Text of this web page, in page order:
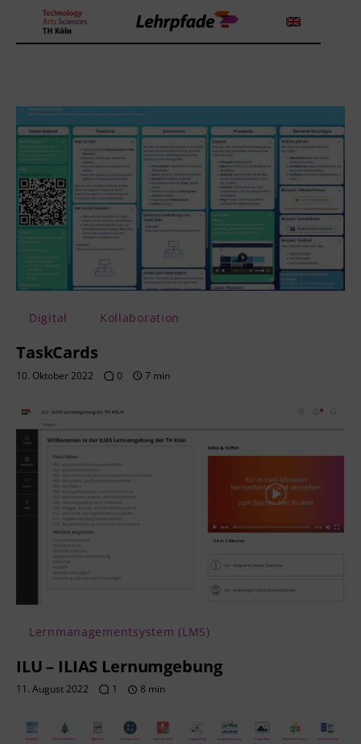
Theorien und Methoden
Tools
Lehrstrategie
Workshops
Über uns
Digital Kollaboration
TaskCards
10. Oktober 2022 0 7 min
Lernmanagementsystem (LMS)
ILU – ILIAS Lernumgebung
11. August 2022 1 8 min